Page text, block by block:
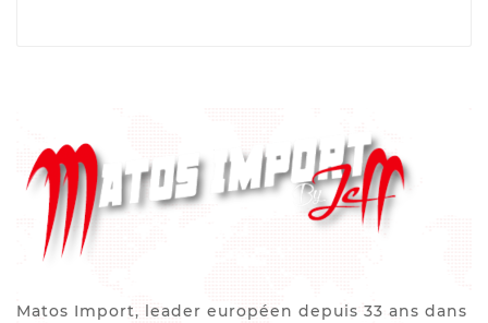
Matos Import, leader européen depuis 33 ans dans